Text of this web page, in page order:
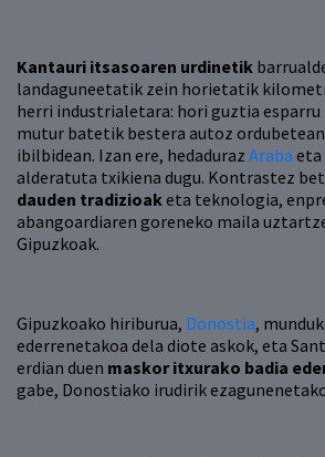
Kantauri itsasoaren urdinetik
landaguneetatik zein horietatik
herri industrialetara: hori guztia
mutur batetik bestera autoz
ibilbidean. Izan ere, hedaduraz Araba eta
alderatuta txikiena dugu. Kontrastez
dauden tradizioaketa teknologia,
abangoardiaren goreneko maila
Gipuzkoak.
Gipuzkoako hiriburua, Donostia,
ederrenetakoa dela diote askok, eta
erdian duen maskor itxurako badia
gabe, Donostiako irudirik